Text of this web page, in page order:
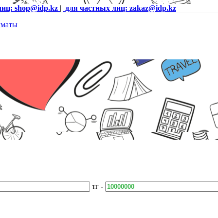
shop@idp.kz | для частных лиц: zakaz@idp.kz
тг -